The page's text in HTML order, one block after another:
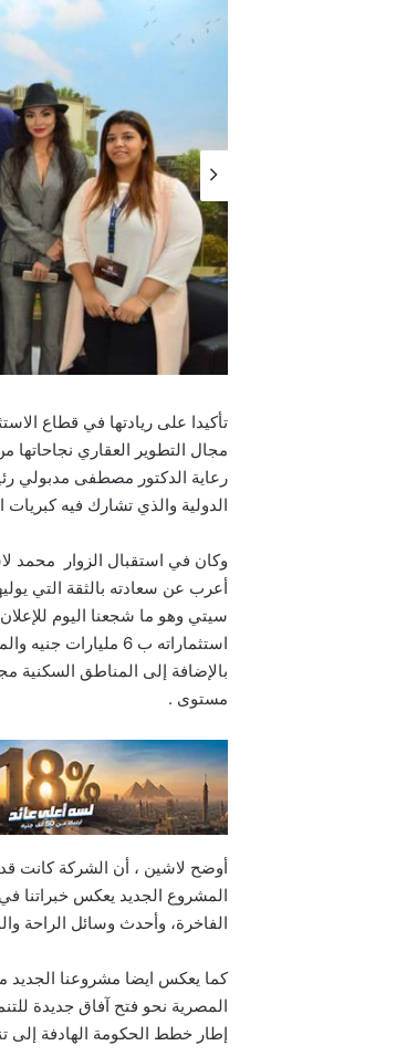
تأكيدا على ريادتها في قطاع
مجال التطوير العقاري
الدولية والذي تشارك فيه
وكان في استقبال الزوار محمد
أعرب عن سعادته بالثقة التي
سيتي وهو ما شجعنا اليوم
بالإضافة إلى المناطق
مستوى .
المشروع الجديد يعكس خبراتنا
الفاخرة، وأحدث وسائل الراحة
كما يعكس ايضا مشروعنا الجديد
المصرية نحو فتح آفاق جديدة
إطار خطط الحكومة الهادفة إلى